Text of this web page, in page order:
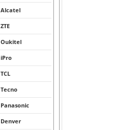
Alcatel
ZTE
Oukitel
iPro
TCL
Tecno
Panasonic
Denver